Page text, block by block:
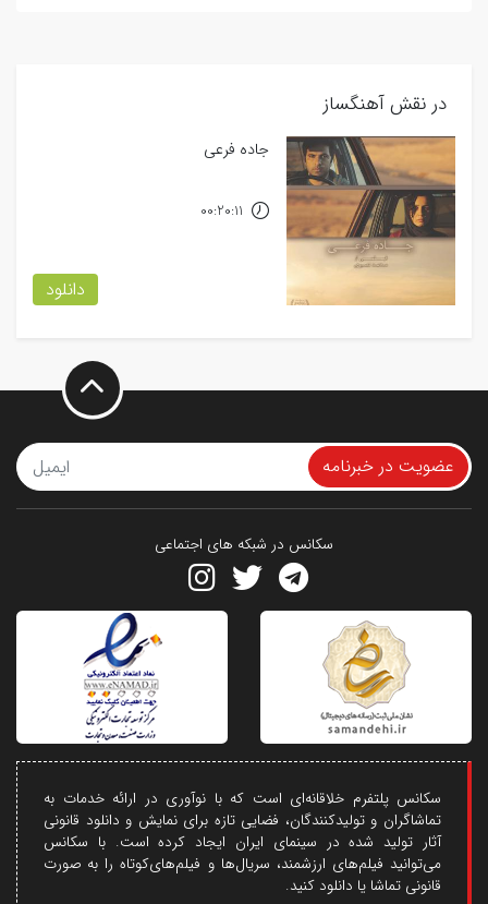
در نقش آهنگساز
جاده فرعی
دانلود
00:20:11
عضویت در خبرنامه
سکانس در شبکه های اجتماعی
سکانس پلتفرم خلاقانه‌ای است که با نوآوری در ارائه خدمات به
تماشاگران و تولیدکنندگان، فضایی تازه برای نمایش و دانلود قانونی
آثار تولید شده در سینمای ایران ایجاد کرده است. با سکانس
می‌توانید فیلم‌های ارزشمند، سریال‌ها و فیلم‌های‌کوتاه را به صورت
قانونی تماشا یا دانلود کنید.